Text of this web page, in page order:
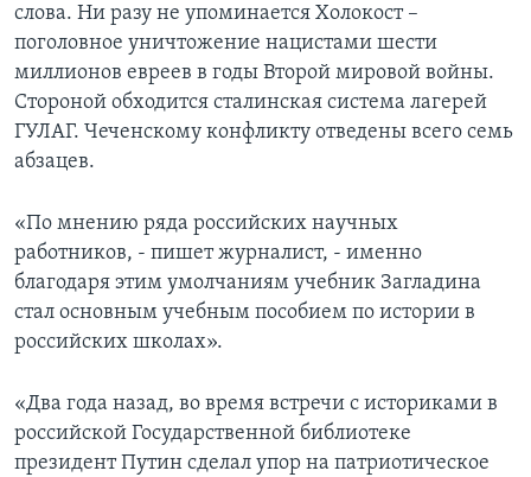
слова. Ни разу не упоминается Холокост –
поголовное уничтожение нацистами шести
миллионов евреев в годы Второй мировой войны.
Стороной обходится сталинская система лагерей
ГУЛАГ. Чеченскому конфликту отведены всего семь
абзацев.
«По мнению ряда российских научных
работников, - пишет журналист, - именно
благодаря этим умолчаниям учебник Загладина
стал основным учебным пособием по истории в
российских школах».
«Два года назад, во время встречи с историками в
российской Государственной библиотеке
президент Путин сделал упор на патриотическое